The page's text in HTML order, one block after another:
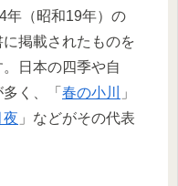
年（昭和19年）の
に掲載されたものを
。日本の四季や自
く、「 春の小川
」
夜 」などがその代表